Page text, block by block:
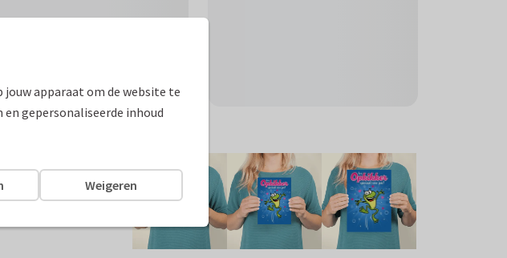
jouw apparaat om de website te
gepersonaliseerde inhoud
Weigeren